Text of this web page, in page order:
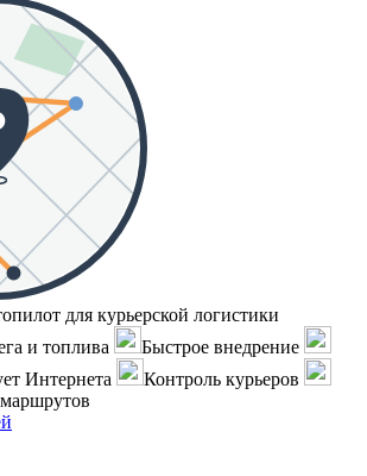
для курьерской логистики
и топлива
Быстрое внедрение
Интернета
Контроль курьеров